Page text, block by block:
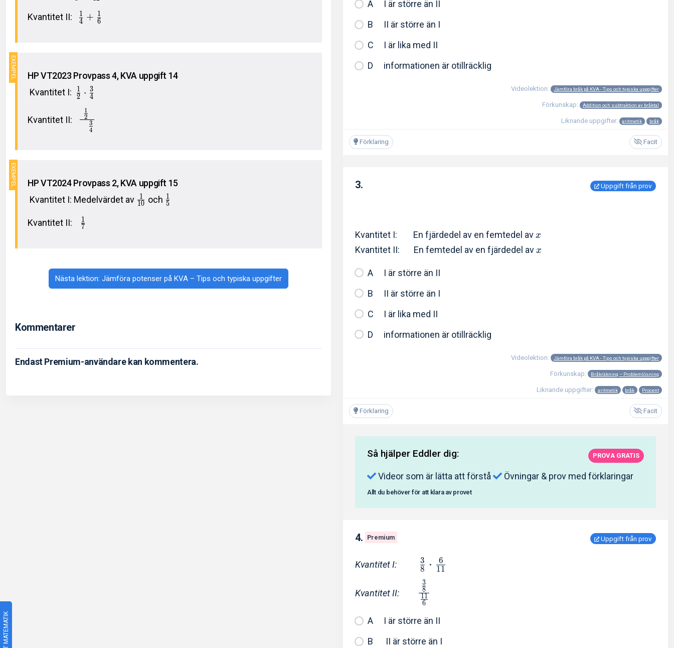
Kvantitet II: 4
1 + 6
1
HP VT2023 Provpass 4, KVA uppgift 14
Kvantitet I:
2
1 ⋅ 4
3
Kvantitet II:
4
3
2
1
HP VT2024 Provpass 2, KVA uppgift 15
Kvantitet I: Medelvärdet av 10
1 och 5
1
Kvantitet II: 7
1
Nästa lektion: Jämföra potenser på KVA – Tips och typiska uppgifter
Kommentarer
Endast Premium-användare kan kommentera.
I är större än II
II är större än I
I är lika med II
informationen är otillräcklig
Videolektion: Jämföra bråk på KVA - Tips och typiska uppgifter
Förkunskap: Addition och subtraktion av bråktal
Liknande uppgifter: aritmetik bråk
Förklaring Facit
3. Uppgift från prov
Kvantitet I: En fjärdedel av en femtedel av x
Kvantitet II: En femtedel av en fjärdedel av x
I är större än II
II är större än I
I är lika med II
informationen är otillräcklig
Videolektion: Jämföra bråk på KVA - Tips och typiska uppgifter
Förkunskap: Bråkräkning – Problemlösning
Liknande uppgifter: aritmetik bråk Procent
Förklaring Facit
PROVA GRATIS
Så hjälper Eddler dig:
Videor som är lätta att förstå Övningar & prov med förklaringar
Allt du behöver för att klara av provet
4. Premium Uppgift från prov
Kvantitet I: 8
3 ⋅ 11
6
Kvantitet II:
6
11
8
3
I är större än II
II är större än I